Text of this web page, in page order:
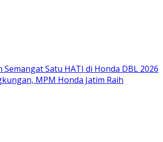
Satu HATI di Honda DBL 2026
MPM Honda Jatim Raih